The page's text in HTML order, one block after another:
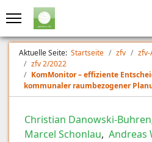
Aktuelle Seite: Startseite zfv
zfv 2/2022
KomMonitor – effiziente
kommunaler raumbezogener
Christian Danowski-Buhren
Marcel Schonlau, Andreas